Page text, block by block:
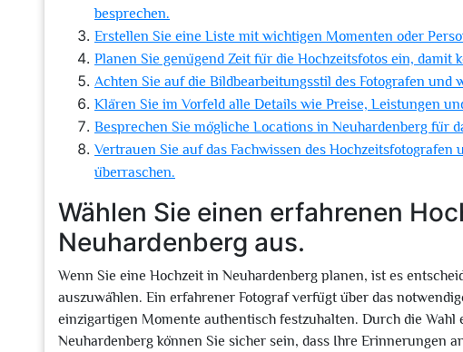
besprechen.
Erstellen Sie eine Liste mit wichtigen Momenten oder
Planen Sie genügend Zeit für die Hochzeitsfotos ein, damit
Achten Sie auf die Bildbearbeitungsstil des Fotografen und
Klären Sie im Vorfeld alle Details wie Preise, Leistungen
Besprechen Sie mögliche Locations in Neuhardenberg für
Vertrauen Sie auf das Fachwissen des
überraschen.
Wählen Sie einen erfahrenen
Neuhardenberg aus.
Wenn Sie eine Hochzeit in Neuhardenberg planen, ist es
auszuwählen. Ein erfahrener Fotograf verfügt über das
einzigartigen Momente authentisch festzuhalten. Durch die
Neuhardenberg können Sie sicher sein, dass Ihre Erinnerungen